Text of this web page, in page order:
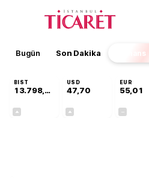
Bugün Son Dakika Finans
BIST
13.798,82
USD
47,70
EUR
55,01